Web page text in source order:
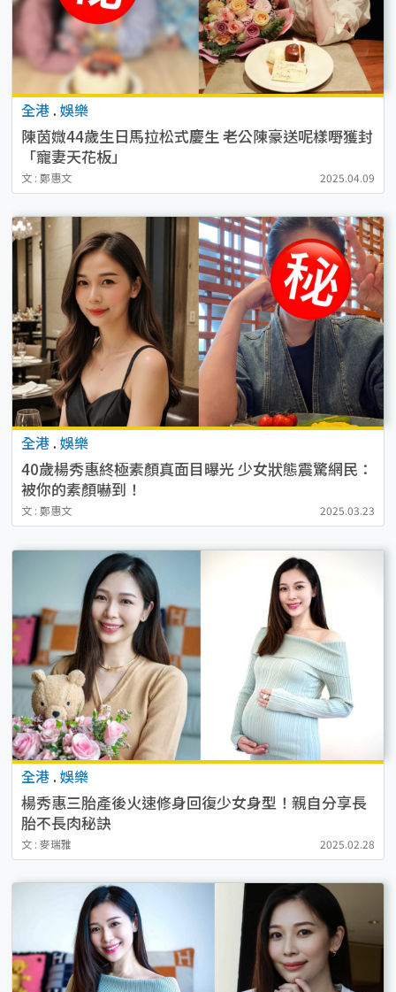
全港 . 娛樂
陳茵媺44歲生日馬拉松式慶生 老公陳豪送呢樣嘢獲封
「寵妻天花板」
文 : 鄭惠文 2025.04.09
全港 . 娛樂
40歲楊秀惠終極素顏真面目曝光 少女狀態震驚網民：
被你的素顏嚇到！
文 : 鄭惠文 2025.03.23
全港 . 娛樂
楊秀惠三胎產後火速修身回復少女身型！親自分享長
胎不長肉秘訣
文 : 麥瑞雅 2025.02.28